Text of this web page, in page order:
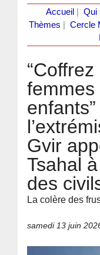
Accueil Qui
Thèmes
Cercle
femmes
enfants”
Gvir
Tsahal
des
La colère des
samedi 13 juin